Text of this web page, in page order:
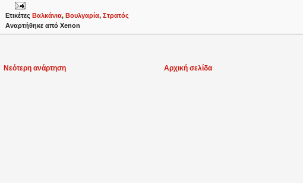
Ετικέτες Βαλκάνια, Βουλγαρία, Στρατός
Αναρτήθηκε από Xenon
Νεότερη ανάρτηση Αρχική σελίδα